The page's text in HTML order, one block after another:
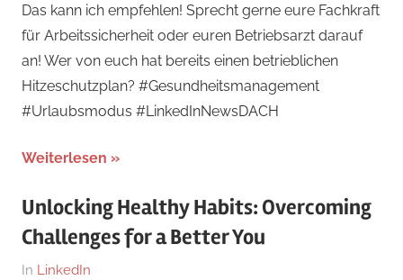
Das kann ich empfehlen! Sprecht gerne eure Fachkraft
für Arbeitssicherheit oder euren Betriebsarzt darauf
an! Wer von euch hat bereits einen betrieblichen
Hitzeschutzplan? #Gesundheitsmanagement
#Urlaubsmodus #LinkedInNewsDACH
Weiterlesen
Unlocking Healthy Habits: Overcoming
Challenges for a Better You
Am
Von
In LinkedIn